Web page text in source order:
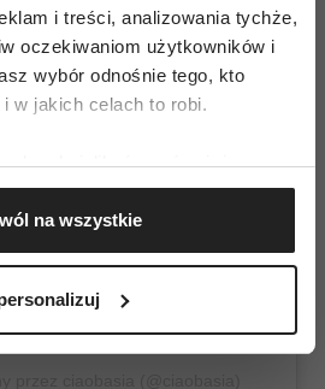
i treści, analizowania tychże,
oczekiwaniom użytkowników i
wybór odnośnie tego, kto
w jakich celach to robi.
chcielibyśmy również:
dotyczące Twojej lokalizacji
nawet do kilku metrów
urządzenie, aktywnie
wirtualny odcisk palca)
na wszystkie
post na Instagramie